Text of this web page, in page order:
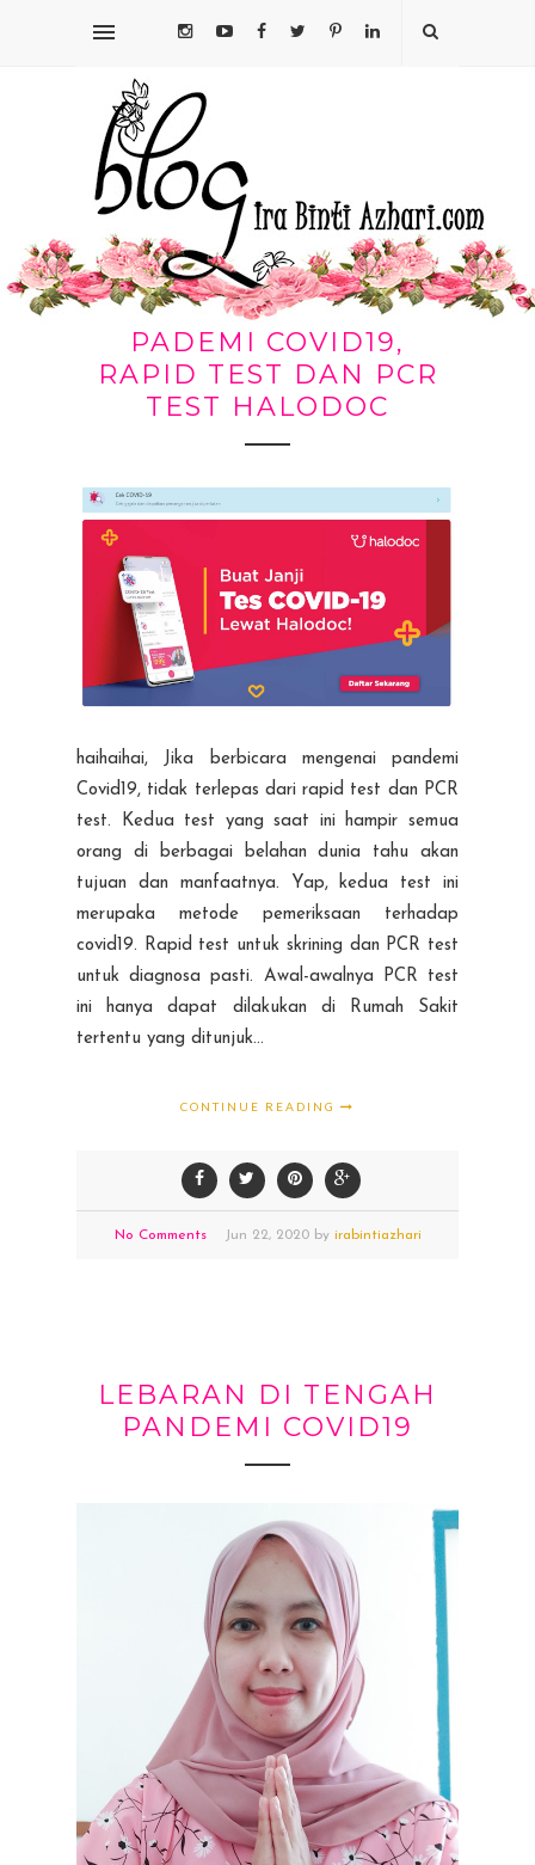
PADEMI COVID19,
RAPID TEST DAN PCR
TEST HALODOC
haihaihai, Jika berbicara mengenai pandemi
Covid19, tidak terlepas dari rapid test dan PCR
test. Kedua test yang saat ini hampir semua
orang di berbagai belahan dunia tahu akan
tujuan dan manfaatnya. Yap, kedua test ini
merupaka metode pemeriksaan terhadap
covid19. Rapid test untuk skrining dan PCR test
untuk diagnosa pasti. Awal-awalnya PCR test
ini hanya dapat dilakukan di Rumah Sakit
tertentu yang ditunjuk...
CONTINUE READING
No Comments Jun 22,2020 by irabintiazhari
LEBARAN DI TENGAH
PANDEMI COVID19